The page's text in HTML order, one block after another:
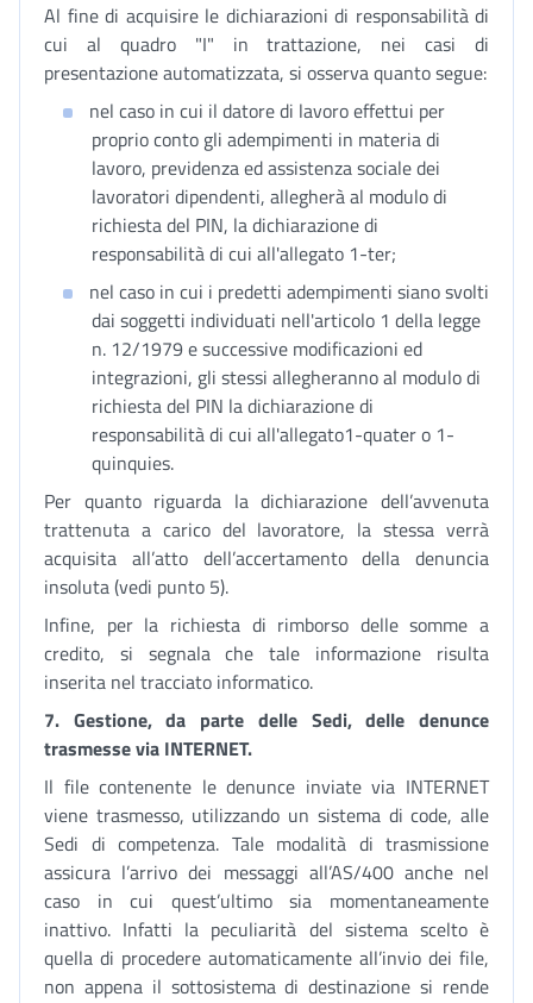
Al fine di acquisire le dichiarazioni di responsabilità di
cui al quadro "I" in trattazione, nei casi di
presentazione automatizzata, si osserva quanto segue:
nel caso in cui il datore di lavoro effettui per
proprio conto gli adempimenti in materia di
lavoro, previdenza ed assistenza sociale dei
lavoratori dipendenti, allegherà al modulo di
richiesta del PIN, la dichiarazione di
responsabilità di cui all'allegato 1-ter;
nel caso in cui i predetti adempimenti siano svolti
dai soggetti individuati nell'articolo 1 della legge
n. 12/1979 e successive modificazioni ed
integrazioni, gli stessi allegheranno al modulo di
richiesta del PIN la dichiarazione di
responsabilità di cui all'allegato1-quater o 1-
quinquies.
Per quanto riguarda la dichiarazione dell’avvenuta
trattenuta a carico del lavoratore, la stessa verrà
acquisita all’atto dell’accertamento della denuncia
insoluta (vedi punto 5).
Infine, per la richiesta di rimborso delle somme a
credito, si segnala che tale informazione risulta
inserita nel tracciato informatico.
7. Gestione, da parte delle Sedi, delle denunce
trasmesse via INTERNET.
Il file contenente le denunce inviate via INTERNET
viene trasmesso, utilizzando un sistema di code, alle
Sedi di competenza. Tale modalità di trasmissione
assicura l’arrivo dei messaggi all’AS/400 anche nel
caso in cui quest’ultimo sia momentaneamente
inattivo. Infatti la peculiarità del sistema scelto è
quella di procedere automaticamente all’invio dei file,
non appena il sottosistema di destinazione si rende